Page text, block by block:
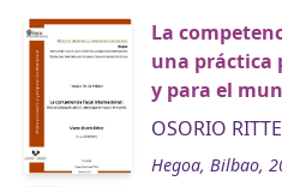
La
una práctica
y para el
OSORIO
Hegoa, Bilbao,